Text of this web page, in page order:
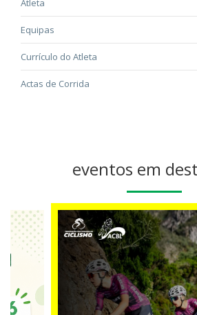
Atleta
Equipas
Currículo do Atleta
Actas de Corrida
eventos em